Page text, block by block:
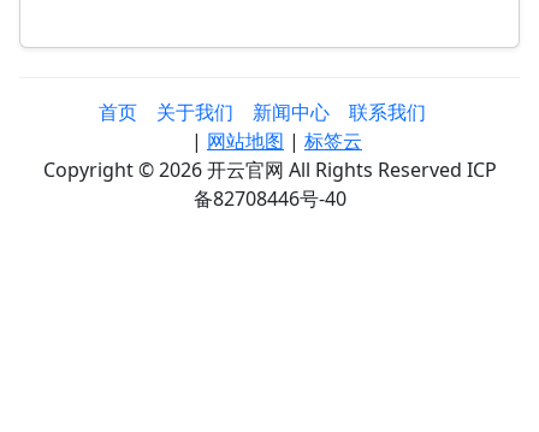
首页 关于我们 新闻中心
联系我们
| 网站地图 | 标签云
Copyright © 2026 开云官网 All Rights Reserved ICP
备82708446号-40